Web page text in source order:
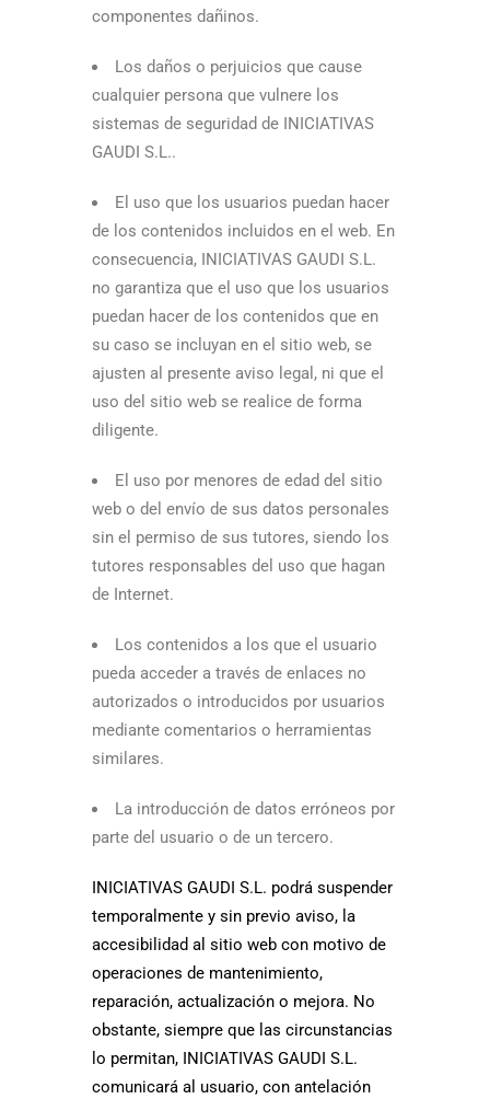
componentes dañinos.
Los daños o perjuicios que cause
cualquier persona que vulnere los
sistemas de seguridad de INICIATIVAS
GAUDI S.L..
El uso que los usuarios puedan hacer
de los contenidos incluidos en el web. En
consecuencia, INICIATIVAS GAUDI S.L.
no garantiza que el uso que los usuarios
puedan hacer de los contenidos que en
su caso se incluyan en el sitio web, se
ajusten al presente aviso legal, ni que el
uso del sitio web se realice de forma
diligente.
El uso por menores de edad del sitio
web o del envío de sus datos personales
sin el permiso de sus tutores, siendo los
tutores responsables del uso que hagan
de Internet.
Los contenidos a los que el usuario
pueda acceder a través de enlaces no
autorizados o introducidos por usuarios
mediante comentarios o herramientas
similares.
La introducción de datos erróneos por
parte del usuario o de un tercero.
INICIATIVAS GAUDI S.L. podrá suspender
temporalmente y sin previo aviso, la
accesibilidad al sitio web con motivo de
operaciones de mantenimiento,
reparación, actualización o mejora. No
obstante, siempre que las circunstancias
lo permitan, INICIATIVAS GAUDI S.L.
comunicará al usuario, con antelación